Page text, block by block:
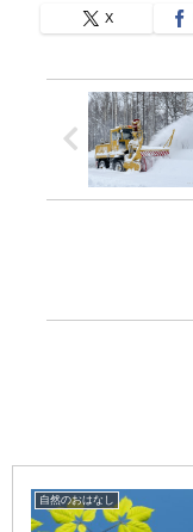
X
自然のおはなし